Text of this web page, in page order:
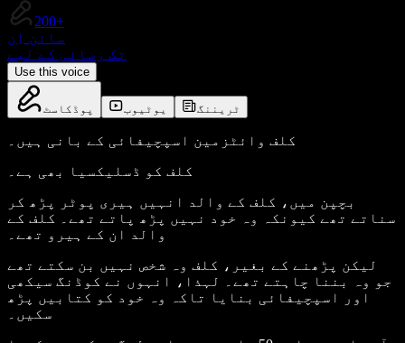
200+
سائن اِن
تک رسائی کے لیے
Use this voice
پوڈکاسٹ یوٹیوب ٹریننگ
کلف وائٹزمین اسپچیفائی کے بانی ہیں۔
کلف کو ڈسلیکسیا بھی ہے۔
بچپن میں، کلف کے والد انہیں ہیری پوٹر پڑھ کر
سناتے تھے کیونکہ وہ خود نہیں پڑھ پاتے تھے۔ کلف کے
والد ان کے ہیرو تھے۔
لیکن پڑھنے کے بغیر، کلف وہ شخص نہیں بن سکتے تھے
جو وہ بننا چاہتے تھے۔ لہذا، انہوں نے کوڈنگ سیکھی
اور اسپچیفائی بنایا تاکہ وہ خود کو کتابیں پڑھ
سکیں۔